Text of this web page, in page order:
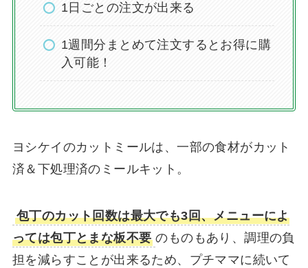
1日ごとの注文が出来る
1週間分まとめて注文するとお得に購
入可能！
ヨシケイのカットミールは、一部の食材がカット
済＆下処理済のミールキット。
包丁のカット回数は最大でも3回、メニューによ
っては包丁とまな板不要 のものもあり、調理の負
担を減らすことが出来るため、プチママに続いて